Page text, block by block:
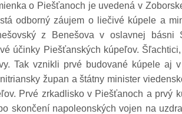
o Piešťanoch je uvedená v
odborný záujem o liečivé kúpele a
z Benešova v oslavnej básni
účinky Piešťanských kúpeľov.
Tak vznikli prvé budované kúpele aj
župan a štátny minister
Prvé zrkadlisko v Piešťanoch a prvý
skončení napoleonských vojen na